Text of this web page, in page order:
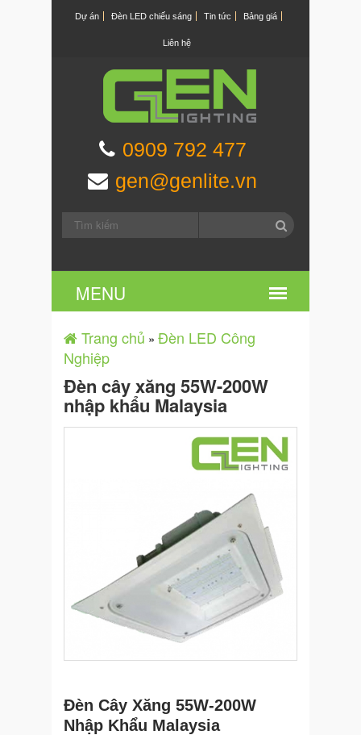
Dự án Đèn LED chiếu sáng Tin tức Bảng giá
Liên hệ
0909 792 477
gen@genlite.vn
Trang chủ » Đèn LED Công
Nghiệp
Đèn cây xăng 55W-200W
nhập khẩu Malaysia
Đèn Cây Xăng 55W-200W
Nhập Khẩu Malaysia